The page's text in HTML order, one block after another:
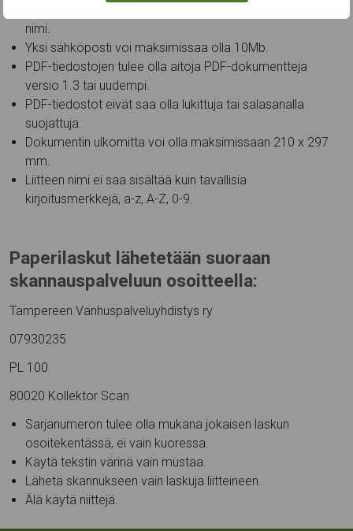
nimi.
Yksi sähköposti voi maksimissaa olla 10Mb.
PDF-tiedostojen tulee olla aitoja PDF-dokumentteja
versio 1.3 tai uudempi.
PDF-tiedostot eivät saa olla lukittuja tai salasanalla
suojattuja.
Dokumentin ulkomitta voi olla maksimissaan 210 x 297
mm.
Liitteen nimi ei saa sisältää kuin tavallisia
kirjoitusmerkkejä, a-z, A-Z, 0-9.
Paperilaskut lähetetään suoraan
skannauspalveluun osoitteella:
Tampereen Vanhuspalveluyhdistys ry
07930235
PL 100
80020 Kollektor Scan
Sarjanumeron tulee olla mukana jokaisen laskun
osoitekentässä, ei vain kuoressa.
Käytä tekstin värinä vain mustaa.
Lähetä skannukseen vain laskuja liitteineen.
Älä käytä niittejä.